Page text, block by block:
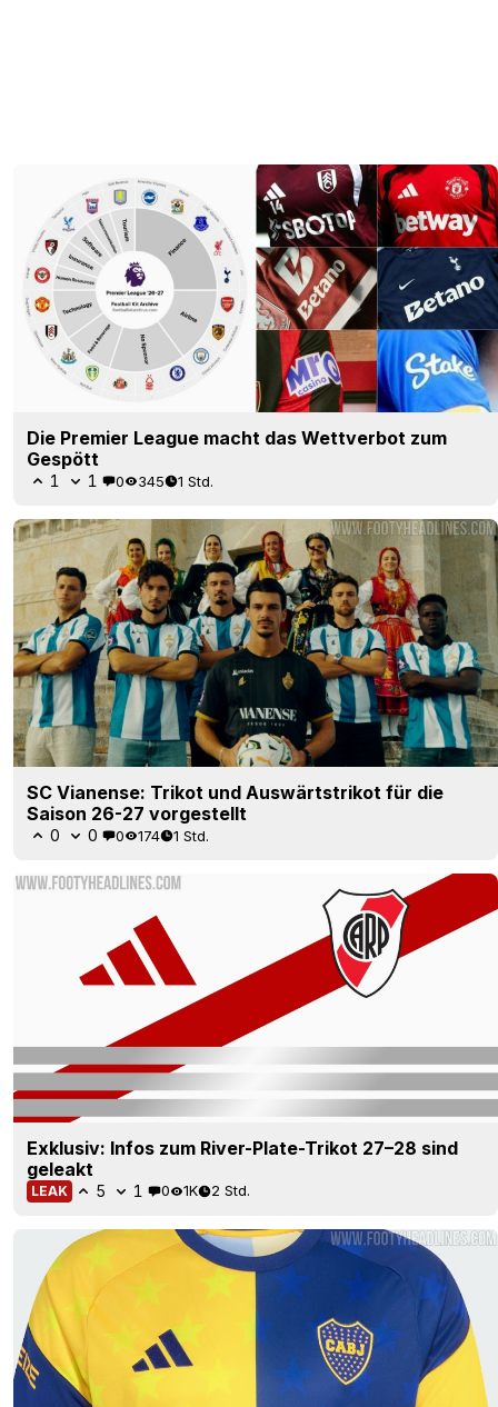
Die Premier League macht das Wettverbot zum
Gespött
1 1 0 345 1 Std.
SC Vianense: Trikot und Auswärtstrikot für die
Saison 26-27 vorgestellt
0 0 0 174 1 Std.
Exklusiv: Infos zum River-Plate-Trikot 27–28 sind
geleakt
LEAK 5 1 0 1K 2 Std.